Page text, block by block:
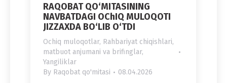
RAQOBAT QO‘MITASINING
NAVBATDAGI OChIQ MULOQOTI
JIZZAXDA BO‘LIB O‘TDI
Ochiq muloqotlar, Rahbariyat chiqishlari,
matbuot anjumani va brifinglar,
Yangiliklar
By Raqobat qo'mitasi 08.04.2026